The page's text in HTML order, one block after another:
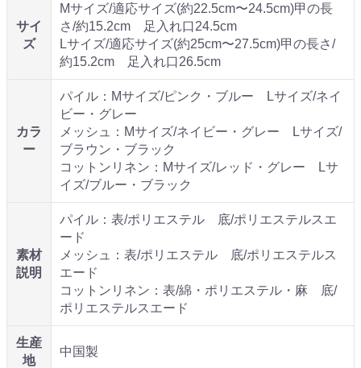
サイ
ズ
Mサイズ/適応サイズ(約22.5cm〜24.5cm)甲の長
さ/約15.2cm 足入れ口24.5cm
Lサイズ/適応サイズ(約25cm〜27.5cm)甲の長さ/
約15.2cm 足入れ口26.5cm
カラ
ー
パイル：Mサイズ/ピンク・ブルー Lサイズ/ネイ
ビー・グレー
メッシュ：Mサイズ/ネイビー・グレー Lサイズ/
ブラウン・ブラック
コットンリネン：Mサイズ/レッド・グレー Lサ
イズ/ブルー・ブラック
素材
説明
パイル：表/ポリエステル 底/ポリエステルスエ
ード
メッシュ：表/ポリエステル 底/ポリエステルス
エード
コットンリネン：表/綿・ポリエステル・麻 底/
ポリエステルスエード
生産
地
中国製